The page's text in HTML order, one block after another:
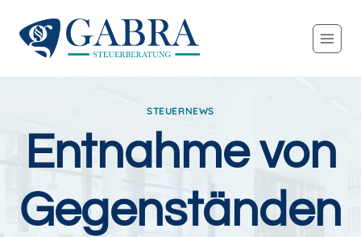
Inhalt
springen
STEUERNEWS
Entnahme von
Gegenständen